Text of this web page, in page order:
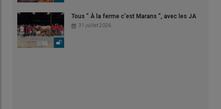
Tous " À la ferme c'est Marans ", avec les JA
31 juillet 2026